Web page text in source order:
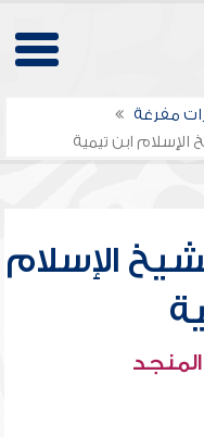
مفرغة
ابن تيمية
الإسلام